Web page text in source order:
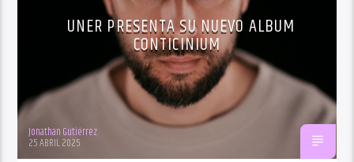
UNER PRESENTA SU NUEVO ALBUM
CONTICINIUM
Jonathan Gutiérrez
25 ABRIL 2025